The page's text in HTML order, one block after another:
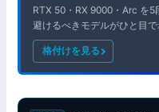
RTX 50・RX 9000・Arc を5
避けるべきモデルがひと目で
格付けを見る